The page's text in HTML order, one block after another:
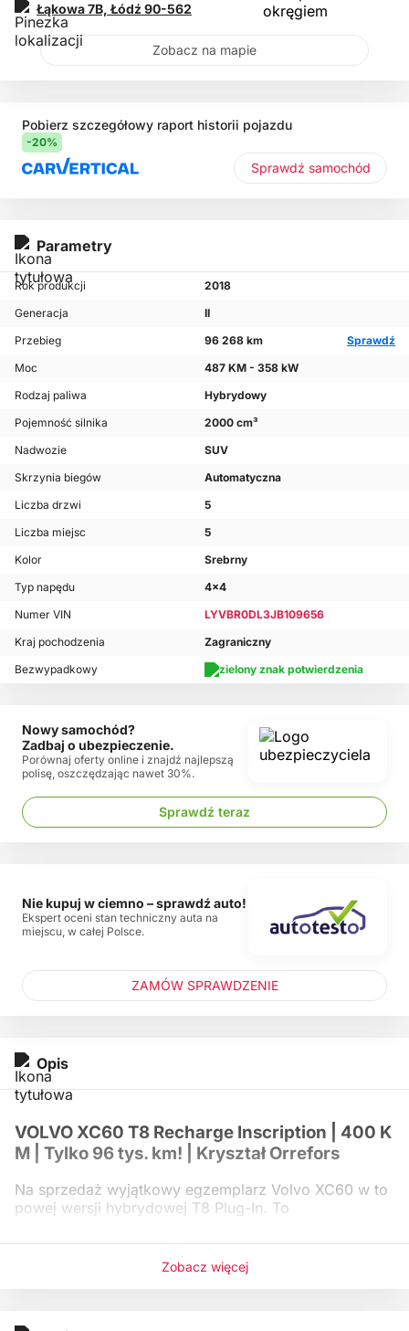
Pobierz szczegółowy raport historii pojazdu
-20%
Sprawdź samochód
Parametry
Rok produkcji
2018
Generacja
II
Przebieg
96 268 km
Sprawdź
Moc
487 KM - 358 kW
Rodzaj paliwa
Hybrydowy
Pojemność silnika
2000 cm³
Nadwozie
SUV
Skrzynia biegów
Automatyczna
Liczba drzwi
5
Liczba miejsc
5
Kolor
Srebrny
Typ napędu
4x4
Numer VIN
LYVBR0DL3JB109656
Kraj pochodzenia
Zagraniczny
Bezwypadkowy
Opis
VOLVO XC60 T8 Recharge Inscription | 400 K
M | Tylko 96 tys. km! | Kryształ Orrefors
Na sprzedaż wyjątkowy egzemplarz Volvo XC60 w to
powej wersji hybrydowej T8 Plug-In. To
Zobacz więcej
Łąkowa 7B, Łódź90-562
Zobacz na mapie
Nowy samochód?
Zadbaj o ubezpieczenie.
Porównaj oferty online i znajdź najlepszą
polisę, oszczędzając nawet 30%.
Sprawdź teraz
Nie kupuj w ciemno – sprawdź auto!
Ekspert oceni stan techniczny auta na
miejscu, w całej Polsce.
ZAMÓW SPRAWDZENIE